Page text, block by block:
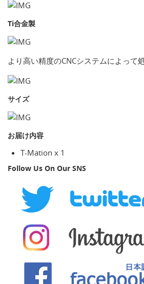
Ti合金製
より高い精度のCNCシステムによって
サイズ
お届け内容
T-Mation x 1
Follow Us On Our SNS